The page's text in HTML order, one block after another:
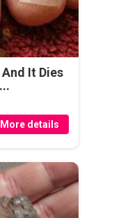
It Dies
More details